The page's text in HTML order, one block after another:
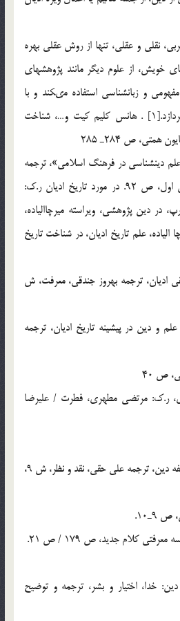
نقلى و عقلى، تنها از روش عقلى بهره
خويش، از علوم ديگر مانند پژوهش‏هاى
و زبان‏شناسى استفاده مى‏كند و با
معيار عقل به ارزيابى آن‏ها مى‏پردازد.[1] . هانس كليم كيت و…، شناخت
ص 284ـ 285
علم دين‏شناسى در فرهنگ اسلامى»، ترجمه
سيدمحمد ثقفى، دين‏پژوهان، ش اول، ص 92. در مورد تاريخ اديان ر.ك:
در دين پژوهشى، ويراسته ميرچاالياده،
ميرچا الياده، علم تاريخ اديان، در شناخت تاريخ
اديان، ترجمه بهروز جندقى، معرفت، ش
علم و دين در پيشينه تاريخ اديان، ترجمه
ر.ك: مرتضى مطهرى، فطرت / عليرضا
[8] . ويليام آلستون، مسائل فلسفه دين، ترجمه على حقى، نقد و نظر، ش 9،
دين: خدا، اختيار و بشر، ترجمه و توضيح